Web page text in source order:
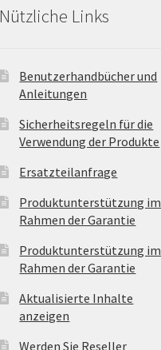
Nützliche Links
Benutzerhandbücher und
Anleitungen
Sicherheitsregeln für die
Verwendung der Produkte
Ersatzteilanfrage
Produktunterstützung im
Rahmen der Garantie
Produktunterstützung im
Rahmen der Garantie
Aktualisierte Inhalte
anzeigen
Werden Sie Reseller